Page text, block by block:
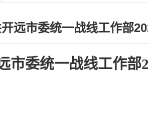
远市委统一战线工作部
市委统一战线工作部